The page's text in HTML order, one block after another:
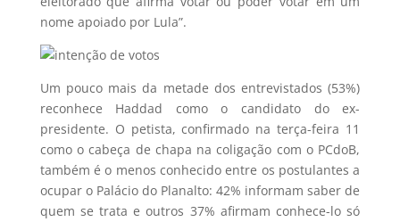
nome apoiado por Lula”.
Um pouco mais da metade dos entrevistados (53%)
reconhece Haddad como o candidato do ex-
presidente. O petista, confirmado na terça-feira 11
como o cabeça de chapa na coligação com o PCdoB,
também é o menos conhecido entre os postulantes a
ocupar o Palácio do Planalto: 42% informam saber de
quem se trata e outros 37% afirmam conhece-lo só